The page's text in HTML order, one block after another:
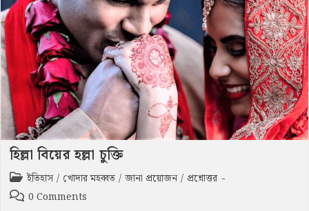
হিল্লা বিয়ের হল্লা চুক্তি
Post
category:
ইতিহাস / খোদার মহব্বত / জানা প্রয়োজন / প্রশ্নোত্তর
Post0 Comments